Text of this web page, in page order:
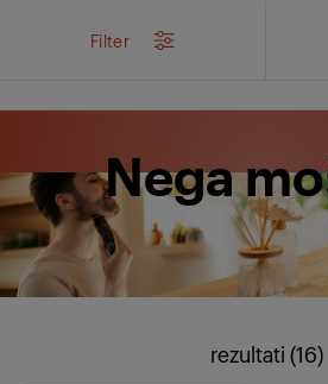
Nega
rezultati (16)
Filter